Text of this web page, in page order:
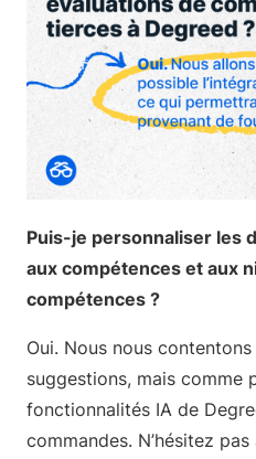
Puis-je personnaliser les
aux compétences et aux
compétences ?
Oui. Nous nous contentons
suggestions, mais comme
fonctionnalités IA de
commandes. N’hésitez